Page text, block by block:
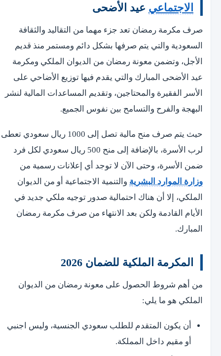
الاجتماعي عيد الأضحى
صرف مكرمة رمضان تعد جزء مهما من التقاليد والثقافة
السعودية والتي يتم صرفها بشكل دائم ومستمر منذ قديم
الأجل، وتضمن معونة رمضان من الديوان الملكي ومكرمة
عيد الأضحى المبارك والتي يقدم فيها توزيع الأضاحي على
الأسر الفقيرة والمحتاجين، وتقديم المساعدات المالية لنشر
البهجة والفرح والتسامح بين نفوس الجميع.
حيث يتم صرف منح مالية تصل إلى 1000 ريال سعودي تعطى
لرب الأسرة، بالإضافة إلى منح 500 ريال سعودي لكل فرد
ضمن الأسرة، وحتى الآن لا توجد أي إعلانات رسمية من
وزارة الموارد البشرية والتنمية الاجتماعية أو من الديوان
الملكي، إلا أن هناك احتمالية صدور توجيه ملكي جديد في
الأيام القادمة ولكن بعد الانتهاء من صرف مكرمة رمضان
المبارك.
المكرمة الملكية للضمان 2026
من أهم شروط الحصول على معونة رمضان من الديوان
الملكي هو ما يلي:
أن يكون المتقدم للطلب سعودي الجنسية، وليس اجنبي
أو مقيم داخل المملكة.